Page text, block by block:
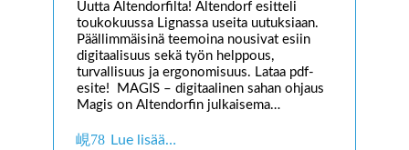
Uutta Altendorfilta! Altendorf esitteli
toukokuussa Lignassa useita uutuksiaan.
Päällimmäisinä teemoina nousivat esiin
digitaalisuus sekä työn helppous,
turvallisuus ja ergonomisuus. Lataa pdf-
esite! MAGIS – digitaalinen sahan ohjaus
Magis on Altendorfin julkaisema…
Lue lisää…